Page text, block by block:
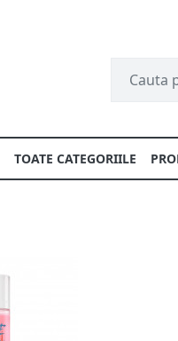
TOATE CATEGORIILE